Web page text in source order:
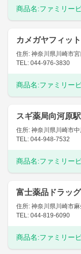
商品名:ファミリー
カメガヤフィッ
住所: 神奈川県川崎市
TEL: 044-976-3830
商品名:ファミリー
スギ薬局向河原
住所: 神奈川県川崎市
TEL: 044-948-7532
商品名:ファミリー
富士薬品ドラッ
住所: 神奈川県川崎市
TEL: 044-819-6090
商品名:ファミリー